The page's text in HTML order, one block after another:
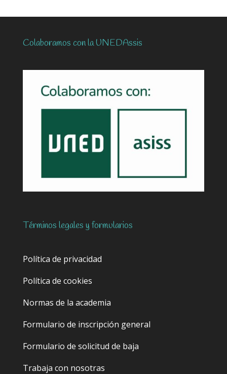
Colaboramos con la UNEDAssis
Términos legales y formularios
Política de privacidad
Política de cookies
Normas de la academia
Formulario de inscripción general
Formulario de solicitud de baja
Trabaja con nosotras